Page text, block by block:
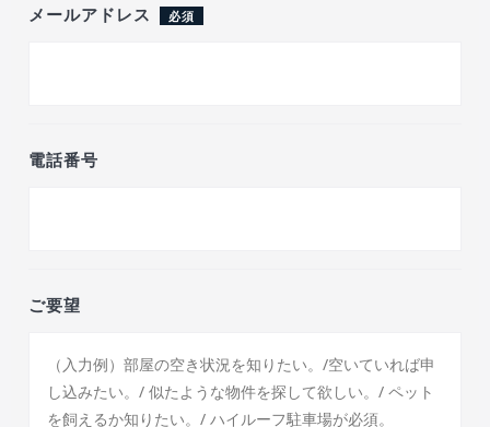
メールアドレス 必須
電話番号
ご要望